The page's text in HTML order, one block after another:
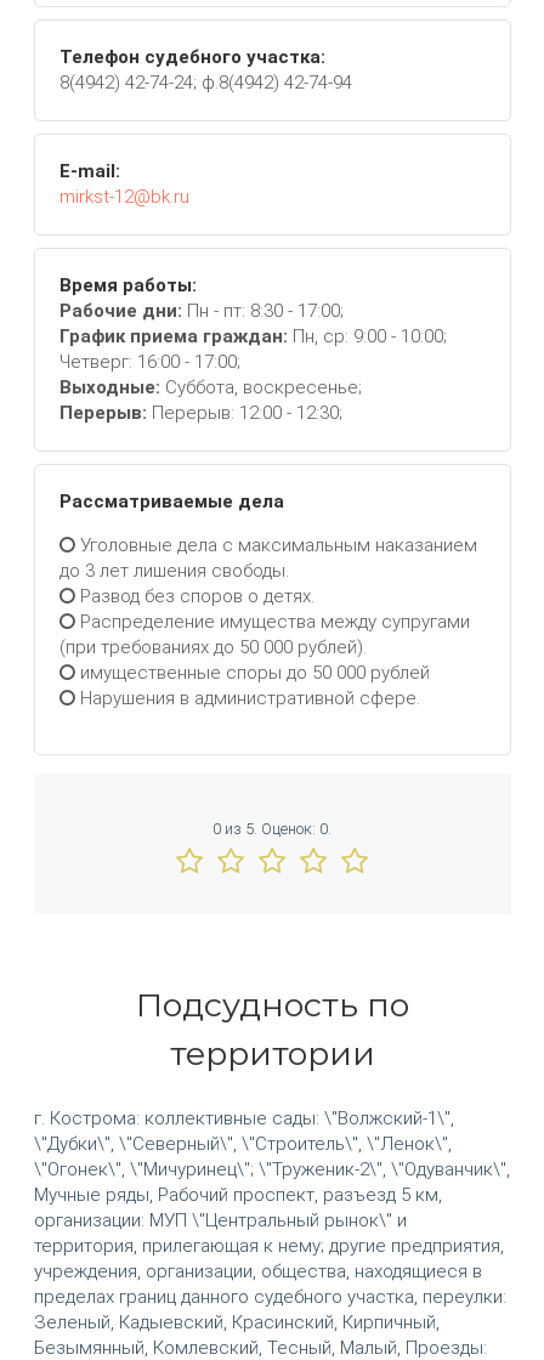
Телефон судебного участка:
8(4942) 42-74-24; ф.8(4942) 42-74-94
E-mail:
mirkst-12@bk.ru
Время работы:
Рабочие дни: Пн - пт: 8:30 - 17:00;
График приема граждан: Пн, ср: 9:00 - 10:00;
Четверг: 16:00 - 17:00;
Выходные: Суббота, воскресенье;
Перерыв: Перерыв: 12:00 - 12:30;
Рассматриваемые дела
Уголовные дела с максимальным наказанием
до 3 лет лишения свободы.
Развод без споров о детях.
Распределение имущества между супругами
(при требованиях до 50 000 рублей).
имущественные споры до 50 000 рублей
Нарушения в административной сфере.
0 из 5. Оценок: 0
Подсудность по
территории
г. Кострома: коллективные сады: \"Волжский-1\",
\"Дубки\", \"Северный\", \"Строитель\", \"Ленок\",
\"Огонек\", \"Мичуринец\"; \"Труженик-2\", \"Одуванчик\",
Мучные ряды, Рабочий проспект, разъезд 5 км,
организации: МУП \"Центральный рынок\" и
территория, прилегающая к нему; другие предприятия,
учреждения, организации, общества, находящиеся в
пределах границ данного судебного участка, переулки:
Зеленый, Кадыевский, Красинский, Кирпичный,
Безымянный, Комлевский, Тесный, Малый, Проезды: